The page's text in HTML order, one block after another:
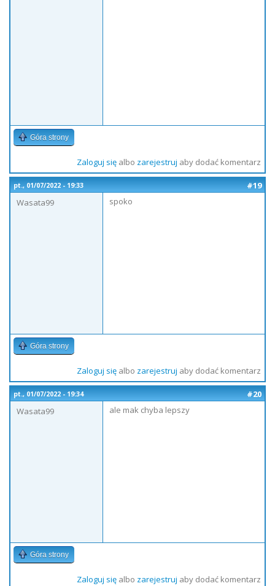
Góra strony
Zaloguj sięalbo zarejestruj aby dodać komentarz
pt., 01/07/2022 - 19:33
#19
Wasata99
spoko
Góra strony
Zaloguj sięalbo zarejestruj aby dodać komentarz
pt., 01/07/2022 - 19:34
#20
Wasata99
ale mak chyba lepszy
Góra strony
Zaloguj sięalbo zarejestruj aby dodać komentarz